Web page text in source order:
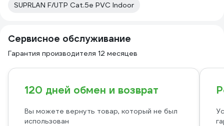
SUPRLAN F/UTP Cat.5e PVC Indoor
Сервисное обслуживание
Гарантия производителя 12 месяцев
120 дней обмен и возврат
Вы можете вернуть товар, который не был
использован